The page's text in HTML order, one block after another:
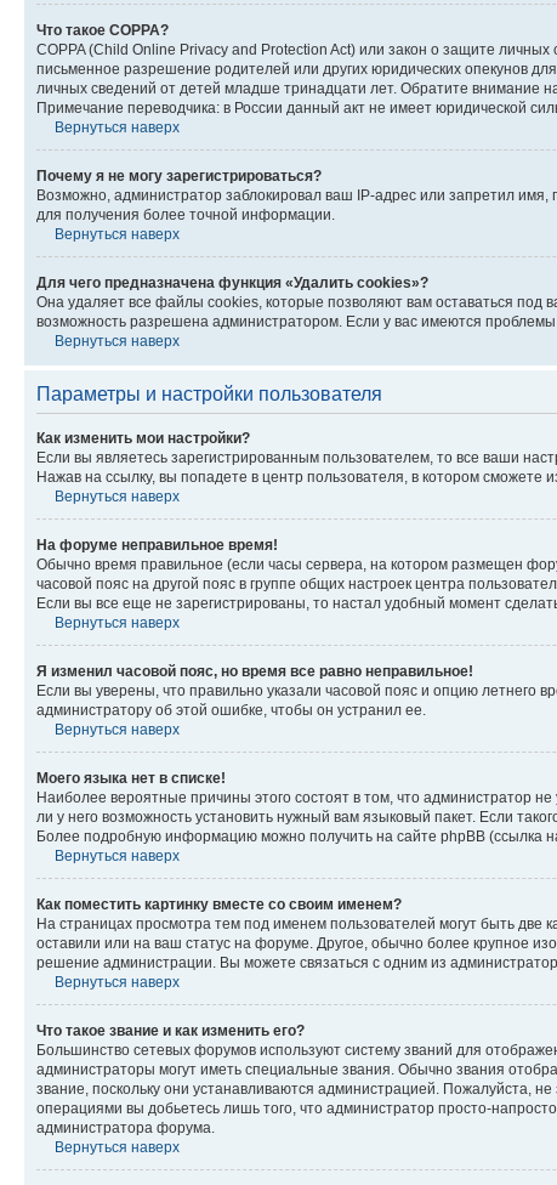
Что такое COPPA?
COPPA (Child Online Privacy and Protection Act) или закон о защите
письменное разрешение родителей или других юридических опекунов
личных сведений от детей младше тринадцати лет. Обратите внимание
Примечание переводчика: в России данный акт не имеет юридической
Вернуться наверх
Почему я не могу зарегистрироваться?
Возможно, администратор заблокировал ваш IP-адрес или запретил
для получения более точной информации.
Вернуться наверх
Для чего предназначена функция «Удалить cookies»?
Она удаляет все файлы cookies, которые позволяют вам оставаться под
возможность разрешена администратором. Если у вас имеются
Вернуться наверх
Параметры и настройки пользователя
Как изменить мои настройки?
Если вы являетесь зарегистрированным пользователем, то все ваши
Нажав на ссылку, вы попадете в центр пользователя, в котором сможете
Вернуться наверх
На форуме неправильное время!
Обычно время правильное (если часы сервера, на котором размещен
часовой пояс на другой пояс в группе общих настроек центра
Если вы все еще не зарегистрированы, то настал удобный момент
Вернуться наверх
Я изменил часовой пояс, но время все равно неправильное!
Если вы уверены, что правильно указали часовой пояс и опцию летнего
администратору об этой ошибке, чтобы он устранил ее.
Вернуться наверх
Моего языка нет в списке!
Наиболее вероятные причины этого состоят в том, что администратор
ли у него возможность установить нужный вам языковый пакет. Если
Более подробную информацию можно получить на сайте phpBB (ссылка
Вернуться наверх
Как поместить картинку вместе со своим именем?
На страницах просмотра тем под именем пользователей могут быть две
оставили или на ваш статус на форуме. Другое, обычно более крупное
решение администрации. Вы можете связаться с одним из
Вернуться наверх
Что такое звание и как изменить его?
Большинство сетевых форумов используют систему званий для
администраторы могут иметь специальные звания. Обычно звания
звание, поскольку они устанавливаются администрацией. Пожалуйста,
операциями вы добьетесь лишь того, что администратор просто-
администратора форума.
Вернуться наверх